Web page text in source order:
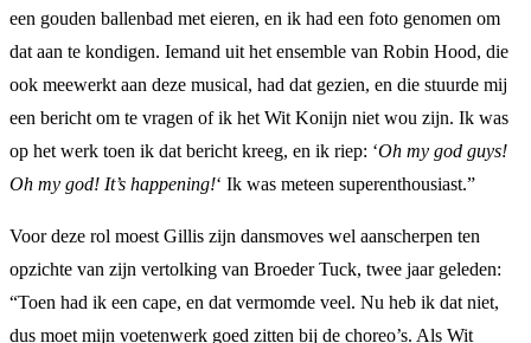
een gouden ballenbad met eieren, en ik had een foto genomen om
dat aan te kondigen. Iemand uit het ensemble van Robin Hood, die
ook meewerkt aan deze musical, had dat gezien, en die stuurde mij
een bericht om te vragen of ik het Wit Konijn niet wou zijn. Ik was
op het werk toen ik dat bericht kreeg, en ik riep: ‘Oh my god guys!
Oh my god! It’s happening!‘ Ik was meteen superenthousiast.”
Voor deze rol moest Gillis zijn dansmoves wel aanscherpen ten
opzichte van zijn vertolking van Broeder Tuck, twee jaar geleden:
“Toen had ik een cape, en dat vermomde veel. Nu heb ik dat niet,
dus moet mijn voetenwerk goed zitten bij de choreo’s. Als Wit